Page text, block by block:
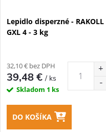
Lepidlo disperzné - RAKOLL
GXL 4 - 3 kg
32,10 € bez DPH
39,48 €/ ks
Skladom 1 ks
DO KOŠÍKA